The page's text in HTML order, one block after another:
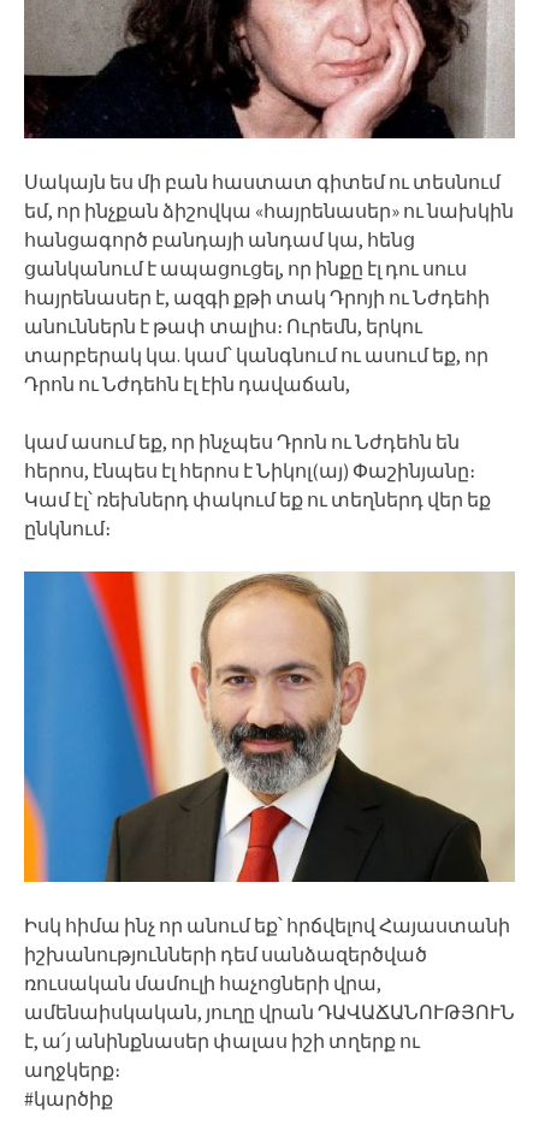
Սակայն ես մի բան հաստատ գիտեմ ու տեսնում
եմ, որ ինչքան ձիշովկա «հայրենասեր» ու նախկին
հանցագործ բանդայի անդամ կա, հենց
ցանկանում է ապացուցել, որ ինքը էլ դու սուս
հայրենասեր է, ազգի քթի տակ Դրոյի ու Նժդեհի
անուններն է թափ տալիս։ Ուրեմն, երկու
տարբերակ կա. կամ՝ կանգնում ու ասում եք, որ
Դրոն ու Նժդեհն էլ էին դավաճան,
կամ ասում եք, որ ինչպես Դրոն ու Նժդեհն են
հերոս, էնպես էլ հերոս է Նիկոլ(այ) Փաշինյանը։
Կամ էլ՝ ռեխներդ փակում եք ու տեղներդ վեր եք
ընկնում։
Իսկ հիմա ինչ որ անում եք՝ հրճվելով Հայաստանի
իշխանությունների դեմ սանձազերծված
ռուսական մամուլի հաչոցների վրա,
ամենաիսկական, յուղը վրան ԴԱՎԱՃԱՆՈՒԹՅՈՒՆ
է, ա՛յ անինքնասեր փալաս իշի տղերք ու
աղջկերք։
#կարծիք